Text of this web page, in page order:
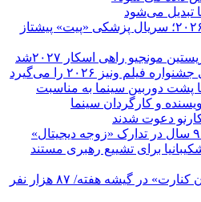
تبدیل می‌شود
معرفی نامزدهای امی ۲۰۲۶؛ سریال پزشکی «پیت» پیشتاز
مونجیو راهی اسکار ۲۰۲۷شد
ونیز ۲۰۲۶ را می‌گیرد
پشت دوربین سینما به مناسبت
و کارگردان سینما
دعوت شدند
برای تشییع رهبری مستند
صدرنشینی قاطع «تهران کنارت» در گیشه هفته/ ۸۷ هزار نفر